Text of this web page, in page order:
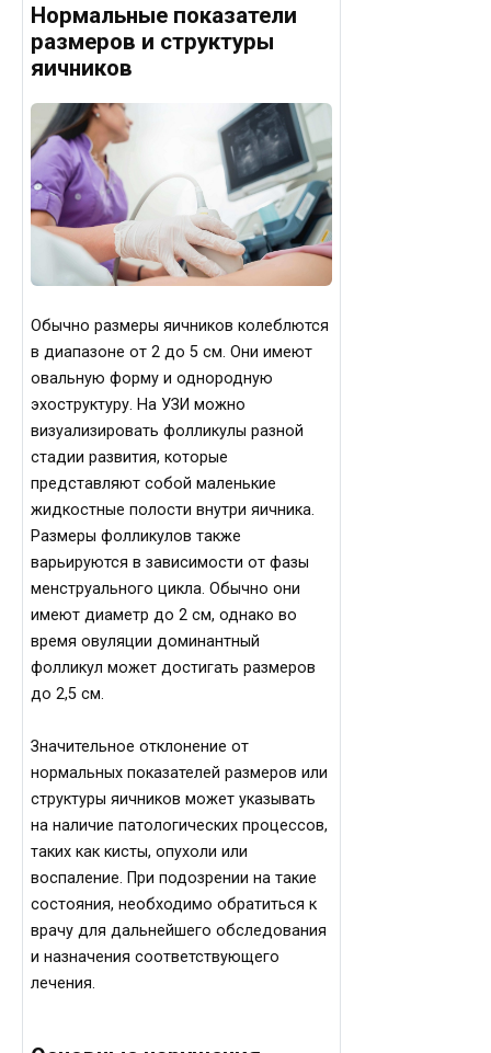
Нормальные показатели
размеров и структуры
яичников
Обычно размеры яичников колеблются
в диапазоне от 2 до 5 см. Они имеют
овальную форму и однородную
эхоструктуру. На УЗИ можно
визуализировать фолликулы разной
стадии развития, которые
представляют собой маленькие
жидкостные полости внутри яичника.
Размеры фолликулов также
варьируются в зависимости от фазы
менструального цикла. Обычно они
имеют диаметр до 2 см, однако во
время овуляции доминантный
фолликул может достигать размеров
до 2,5 см.
Значительное отклонение от
нормальных показателей размеров или
структуры яичников может указывать
на наличие патологических процессов,
таких как кисты, опухоли или
воспаление. При подозрении на такие
состояния, необходимо обратиться к
врачу для дальнейшего обследования
и назначения соответствующего
лечения.